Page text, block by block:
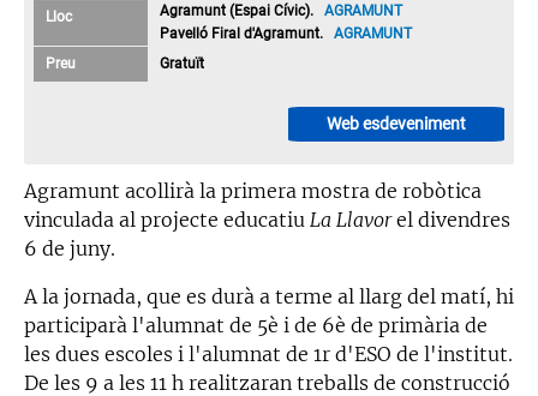
Lloc Agramunt (Espai Cívic).AGRAMUNT
Pavelló Firal d'Agramunt.AGRAMUNT
Preu
Gratuït
Web esdeveniment
Agramunt acollirà la primera mostra de robòtica
vinculada al projecte educatiu La Llavorel divendres
6 de juny.
A la jornada, que es durà a terme al llarg del matí, hi
participarà l'alumnat de 5è i de 6è de primària de
les dues escoles i l'alumnat de 1r d'ESO de l'institut.
De les 9 a les 11 h realitzaran treballs de construcció